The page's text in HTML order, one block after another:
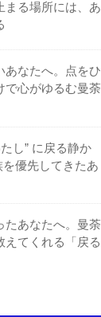
まる場所には、あ
あなたへ。点をひ
で心がゆるむ曼荼
し” に戻る静か
を優先してきたあ
たあなたへ。曼荼
えてくれる「戻る